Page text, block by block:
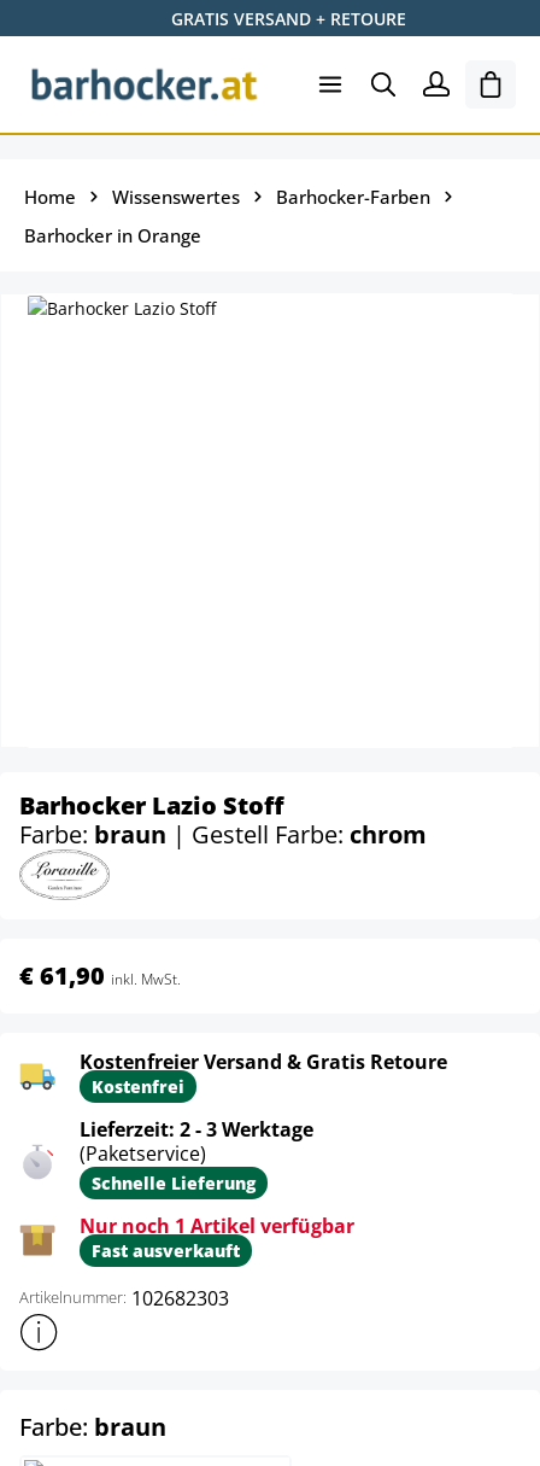
Zum Hauptinhalt springenGRATIS VERSAND + RETOURE
Home Wissenswertes
Barhocker-Farben
Barhocker in Orange
Barhocker Lazio Stoff
Farbe: braun | Gestell Farbe: chrom
€ 61,90 inkl. MwSt.
Kostenfreier Versand & Gratis Retoure
Kostenfrei
Lieferzeit: 2 - 3 Werktage
(Paketservice)
Schnelle Lieferung
Nur noch 1 Artikel verfügbar
Fast ausverkauft
Artikelnummer: 102682303
Weitere Produktinformationen anzeigen
Farbe: braun